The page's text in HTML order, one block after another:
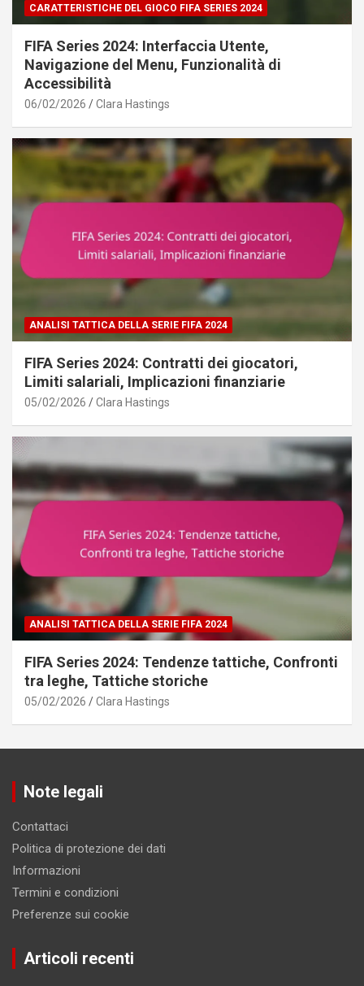
CARATTERISTICHE DEL GIOCO FIFA SERIES 2024
FIFA Series 2024: Interfaccia Utente,
Navigazione del Menu, Funzionalità di
Accessibilità
06/02/2026 Clara Hastings
ANALISI TATTICA DELLA SERIE FIFA 2024
FIFA Series 2024: Contratti dei giocatori,
Limiti salariali, Implicazioni finanziarie
05/02/2026 Clara Hastings
ANALISI TATTICA DELLA SERIE FIFA 2024
FIFA Series 2024: Tendenze tattiche, Confronti
tra leghe, Tattiche storiche
05/02/2026 Clara Hastings
Note legali
Contattaci
Politica di protezione dei dati
Informazioni
Termini e condizioni
Preferenze sui cookie
Articoli recenti